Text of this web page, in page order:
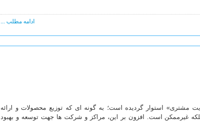
ادامه مطلب ...
مشتری» استوار گردیده است؛ به گونه ای که توزیع محصولات و ارائه
غیرممکن است. افزون بر این، مراکز و شرکت ها جهت توسعه و بهبود